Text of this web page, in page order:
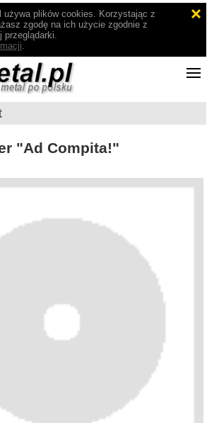
używa plików cookies. Korzystając z
zgodę na ich użycie zgodnie z
przeglądarki.
.
"Ad Compita!"